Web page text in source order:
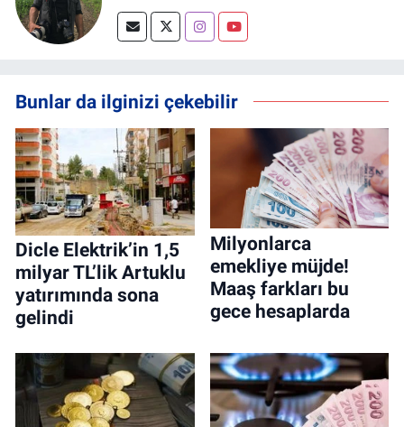
Bunlar da ilginizi çekebilir
Dicle Elektrik’in 1,5
milyar TL’lik Artuklu
yatırımında sona
gelindi
Milyonlarca
emekliye müjde!
Maaş farkları bu
gece hesaplarda